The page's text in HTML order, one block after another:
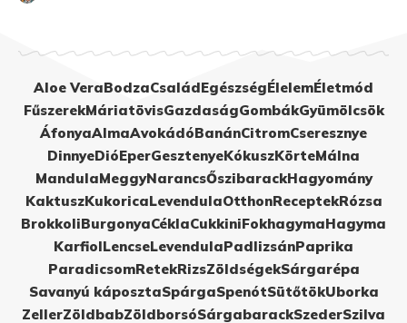
Aloe VeraBodzaCsaládEgészségÉlelemÉletmód
FűszerekMáriatövisGazdaságGombákGyümölcsök
ÁfonyaAlmaAvokádóBanánCitromCseresznye
DinnyeDióEperGesztenyeKókuszKörteMálna
MandulaMeggyNarancsŐszibarackHagyomány
KaktuszKukoricaLevendulaOtthonReceptekRózsa
BrokkoliBurgonyaCéklaCukkiniFokhagymaHagyma
KarfiolLencseLevendulaPadlizsánPaprika
ParadicsomRetekRizsZöldségekSárgarépa
Savanyú káposztaSpárgaSpenótSütőtökUborka
ZellerZöldbabZöldborsóSárgabarackSzederSzilva